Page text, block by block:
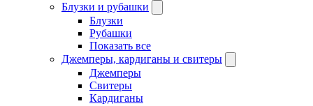
Блузки и рубашки
Блузки
Рубашки
Показать все
Джемперы, кардиганы и свитеры
Джемперы
Свитеры
Кардиганы